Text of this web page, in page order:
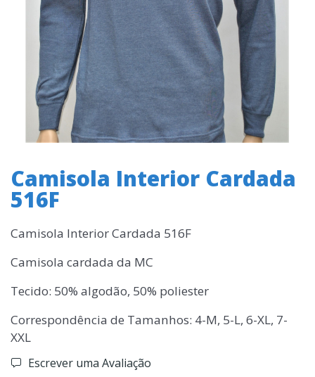
Camisola Interior Cardada
516F
Camisola Interior Cardada 516F
Camisola cardada da MC
Tecido: 50% algodão, 50% poliester
Correspondência de Tamanhos: 4-M, 5-L, 6-XL, 7-
XXL
Escrever uma Avaliação